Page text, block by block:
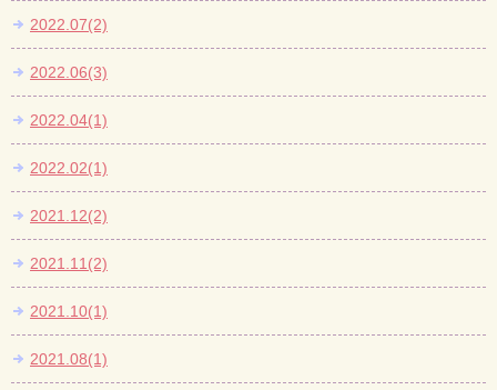
2022.07(2)
2022.06(3)
2022.04(1)
2022.02(1)
2021.12(2)
2021.11(2)
2021.10(1)
2021.08(1)